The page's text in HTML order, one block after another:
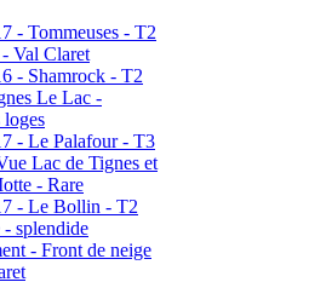
- Tommeuses - T2
Val Claret
- Shamrock - T2
Le Lac -
loges
- Le Palafour - T3
Lac de Tignes et
- Rare
- Le Bollin - T2
splendide
- Front de neige